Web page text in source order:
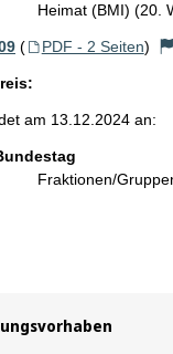
Heimat (BMI) (20.
( PDF - 2 Seiten)
am 13.12.2024 an:
Fraktionen/